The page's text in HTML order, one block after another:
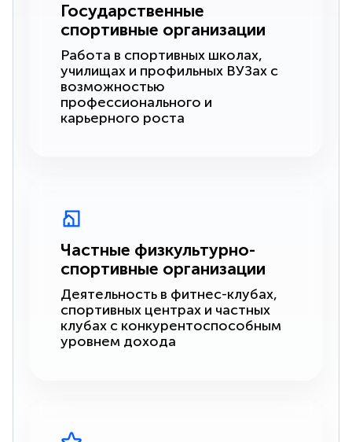
Государственные
спортивные организации
Работа в спортивных школах,
училищах и профильных ВУЗах с
возможностью
профессионального и
карьерного роста
Частные физкультурно-
спортивные организации
Деятельность в фитнес-клубах,
спортивных центрах и частных
клубах с конкурентоспособным
уровнем дохода